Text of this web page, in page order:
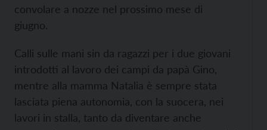
convolare a nozze nel prossimo mese di
giugno.
Calli sulle mani sin da ragazzi per i due giovani
introdotti al lavoro dei campi da papà Gino,
mentre alla mamma Natalia è sempre stata
lasciata piena autonomia, con la suocera, nei
lavori in stalla, tanto da diventare anche